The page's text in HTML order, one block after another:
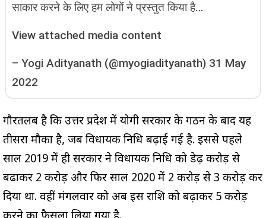
साकार करने के लिए हम लोगों ने प्रस्तुत किया है…
View attached media content
– Yogi Adityanath (@myogiadityanath) 31 May
2022
गौरतलब है कि उत्तर प्रदेश में योगी सरकार के गठन के बाद यह
तीसरा मौका है, जब विधायक निधि बढ़ाई गई है. इससे पहले
साल 2019 में ही सरकार ने विधायक निधि को डेढ़ करोड़ से
बढाकर 2 करोड़ और फिर साल 2020 में 2 करोड़ से 3 करोड़ कर
दिया था. वहीं मंगलवार को अब इस राशि को बढ़ाकर 5 करोड़